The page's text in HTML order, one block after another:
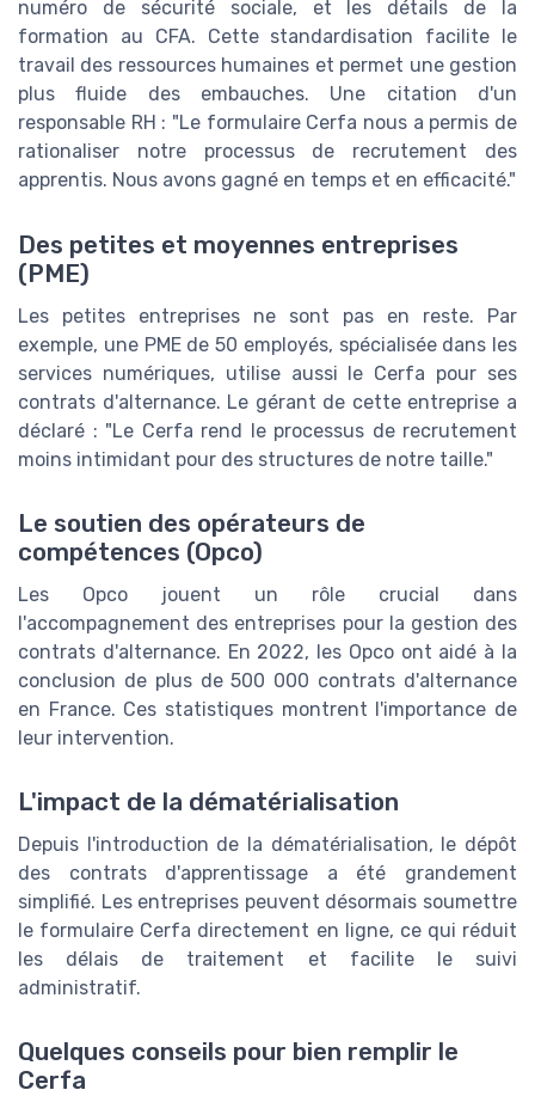
numéro de sécurité sociale, et les détails de la
formation au CFA. Cette standardisation facilite le
travail des ressources humaines et permet une gestion
plus fluide des embauches. Une citation d'un
responsable RH : "Le formulaire Cerfa nous a permis de
rationaliser notre processus de recrutement des
apprentis. Nous avons gagné en temps et en efficacité."
Des petites et moyennes entreprises
(PME)
Les petites entreprises ne sont pas en reste. Par
exemple, une PME de 50 employés, spécialisée dans les
services numériques, utilise aussi le Cerfa pour ses
contrats d'alternance. Le gérant de cette entreprise a
déclaré : "Le Cerfa rend le processus de recrutement
moins intimidant pour des structures de notre taille."
Le soutien des opérateurs de
compétences (Opco)
Les Opco jouent un rôle crucial dans
l'accompagnement des entreprises pour la gestion des
contrats d'alternance. En 2022, les Opco ont aidé à la
conclusion de plus de 500 000 contrats d'alternance
en France. Ces statistiques montrent l'importance de
leur intervention.
L'impact de la dématérialisation
Depuis l'introduction de la dématérialisation, le dépôt
des contrats d'apprentissage a été grandement
simplifié. Les entreprises peuvent désormais soumettre
le formulaire Cerfa directement en ligne, ce qui réduit
les délais de traitement et facilite le suivi
administratif.
Quelques conseils pour bien remplir le
Cerfa